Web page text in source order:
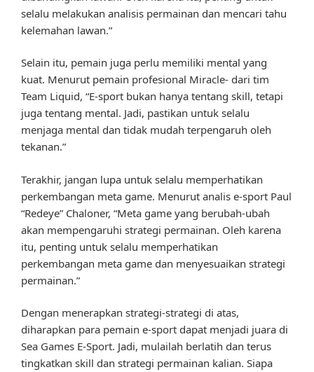
selalu melakukan analisis permainan dan mencari tahu
kelemahan lawan.”
Selain itu, pemain juga perlu memiliki mental yang
kuat. Menurut pemain profesional Miracle- dari tim
Team Liquid, “E-sport bukan hanya tentang skill, tetapi
juga tentang mental. Jadi, pastikan untuk selalu
menjaga mental dan tidak mudah terpengaruh oleh
tekanan.”
Terakhir, jangan lupa untuk selalu memperhatikan
perkembangan meta game. Menurut analis e-sport Paul
“Redeye” Chaloner, “Meta game yang berubah-ubah
akan mempengaruhi strategi permainan. Oleh karena
itu, penting untuk selalu memperhatikan
perkembangan meta game dan menyesuaikan strategi
permainan.”
Dengan menerapkan strategi-strategi di atas,
diharapkan para pemain e-sport dapat menjadi juara di
Sea Games E-Sport. Jadi, mulailah berlatih dan terus
tingkatkan skill dan strategi permainan kalian. Siapa